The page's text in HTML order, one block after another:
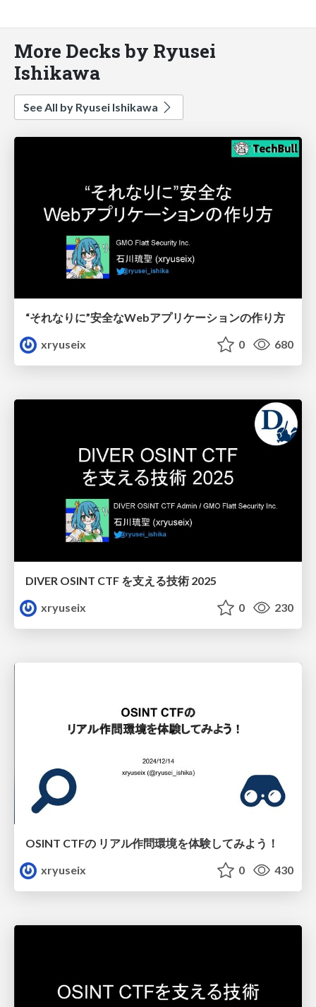
More Decks by Ryusei
Ishikawa
See All by Ryusei Ishikawa
“それなりに”安全なWebアプリケーションの作り方
xryuseix
0 680
DIVER OSINT CTF を支える技術 2025
xryuseix
0 230
OSINT CTFの リアル作問環境を体験してみよう！
xryuseix
0 430